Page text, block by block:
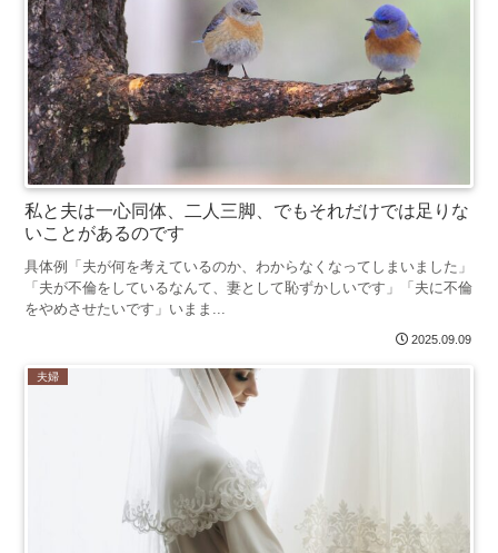
私と夫は一心同体、二人三脚、でもそれだけでは足りな
いことがあるのです
具体例「夫が何を考えているのか、わからなくなってしまいました」
「夫が不倫をしているなんて、妻として恥ずかしいです」「夫に不倫
をやめさせたいです」いまま...
2025.09.09
夫婦